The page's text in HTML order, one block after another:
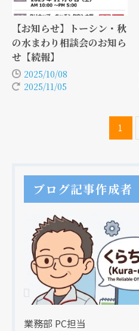
【お知らせ】トーシン・秋
の水まわり相談会のお知ら
せ【続報】
2025/10/08
2025/11/05
1
ブログ記事作成者
業務部 PC担当